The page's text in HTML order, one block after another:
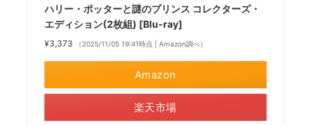
ハリー・ポッターと謎のプリンス コレクターズ・
エディション(2枚組) [Blu-ray]
¥3,373 （2025/11/05 19:41時点 | Amazon調べ）
Amazon
楽天市場